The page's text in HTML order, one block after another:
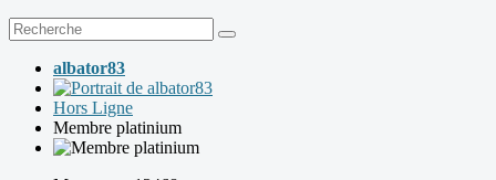
albator83
Hors Ligne
Membre platinium